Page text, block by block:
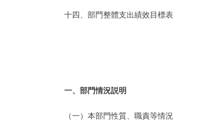
十四、部門整體支出績效目標表
一、部門情況説明
（一）本部門性質、職責等情況